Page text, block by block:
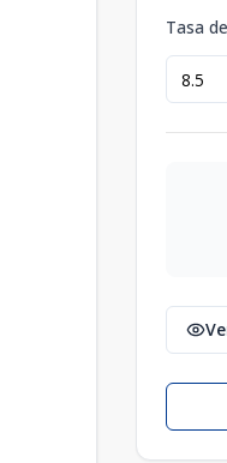
Tasa